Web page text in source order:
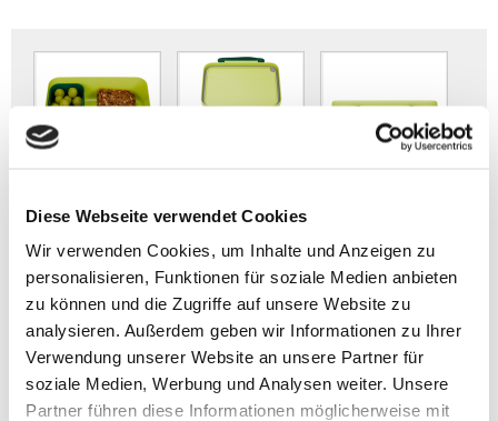
Diese Webseite verwendet Cookies
Wir verwenden Cookies, um Inhalte und Anzeigen zu
personalisieren, Funktionen für soziale Medien anbieten
zu können und die Zugriffe auf unsere Website zu
analysieren. Außerdem geben wir Informationen zu Ihrer
Verwendung unserer Website an unsere Partner für
soziale Medien, Werbung und Analysen weiter. Unsere
Partner führen diese Informationen möglicherweise mit
Ergobag Zubehör
> Artikelbeschreibung Ergobag Kunststoff-Brotdose
- Gewicht: 210 g
- Größe: 17 x 7 x 14 cm (BxTxH)